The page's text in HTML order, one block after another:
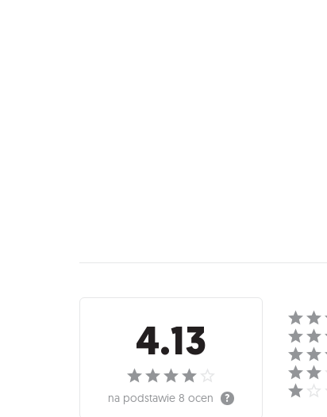
Recenzje
4.13
na podstawie 8 ocen